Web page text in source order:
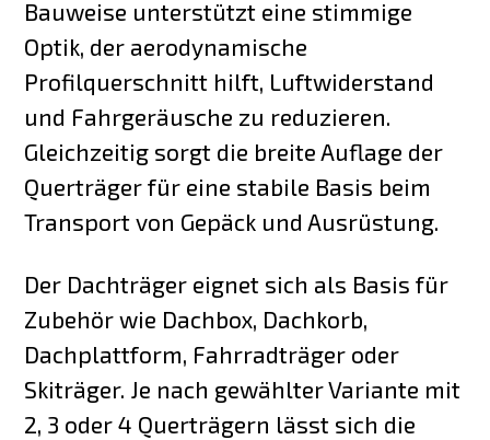
Bauweise unterstützt eine stimmige
Optik, der aerodynamische
Profilquerschnitt hilft, Luftwiderstand
und Fahrgeräusche zu reduzieren.
Gleichzeitig sorgt die breite Auflage der
Querträger für eine stabile Basis beim
Transport von Gepäck und Ausrüstung.
Der Dachträger eignet sich als Basis für
Zubehör wie Dachbox, Dachkorb,
Dachplattform, Fahrradträger oder
Skiträger. Je nach gewählter Variante mit
2, 3 oder 4 Querträgern lässt sich die